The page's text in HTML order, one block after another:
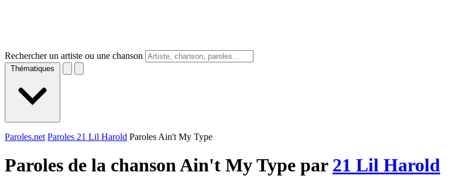
Rechercher un artiste ou une chanson
Thématiques
Paroles.net Paroles 21 Lil Harold Paroles Ain't My Type
Paroles de la chanson Ain't My Type par 21 Lil Harold